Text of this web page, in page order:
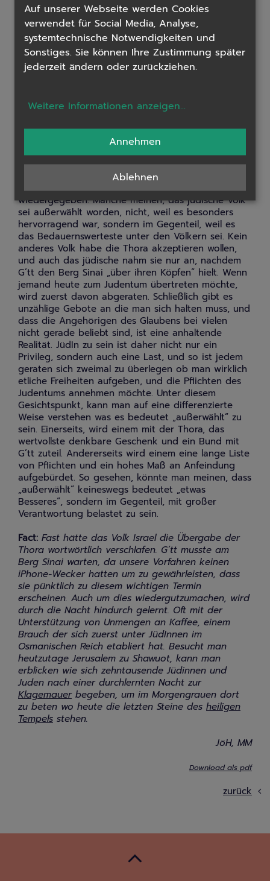
weiß, kann eine gesamte Lesung der Thora in einer
Nacht kaum gelingen. Das ist auch nicht angedacht
– dafür hat man ein ganzes Jahr Zeit.
Als in Jerusalem noch der„Beit HaMikdasch“(der
heilige Tempel) stand, brachte die Bevölkerung zu
Erntedankfeste. Üblich ist zu diesem Feiertag das
Haus und Synagogen mit Blumen zu schmücken,
und vor allem Milchprodukte zu essen.
Eine Frage die sich zu Schawuot regelmäßig
aufdrängt ist:Warum gerade wir?Was hat das
jüdische Volk getan um die Thora zu verdienen?
Dazu gibt es unzählige Ansichten, hier sei nur eine
wiedergegeben. Manche meinen, das jüdische Volk
sei außerwählt worden, nicht, weil es besonders
hervorragend war, sondern im Gegenteil, weil es
das Bedauernswerteste unter den Völkern sei. Kein
anderes Volk habe die Thora akzeptieren wollen,
und auch das jüdische nahm sie nur an, nachdem
G’tt den Berg Sinai „über ihren Köpfen“ hielt. Wenn
jemand heute zum Judentum übertreten möchte,
wird zuerst davon abgeraten. Schließlich gibt es
unzählige Gebote an die man sich halten muss, und
dass die Angehörigen des Glaubens bei vielen
nicht gerade beliebt sind, ist eine anhaltende
Realität. JüdIn zu sein ist daher nicht nur ein
Privileg, sondern auch eine Last, und so ist jedem
geraten sich zweimal zu überlegen ob man wirklich
etliche Freiheiten aufgeben, und die Pflichten des
Judentums annehmen möchte. Unter diesem
Gesichtspunkt, kann man auf eine differenzierte
Weise verstehen was es bedeutet „außerwählt“ zu
sein. Einerseits, wird einem mit der Thora, das
wertvollste denkbare Geschenk und ein Bund mit
G’tt zuteil. Andererseits wird einem eine lange Liste
von Pflichten und ein hohes Maß an Anfeindung
aufgebürdet. So gesehen, könnte man meinen, dass
„außerwählt“ keineswegs bedeutet „etwas
Besseres“, sondern im Gegenteil, mit großer
Verantwortung belastet zu sein.
Fact: Fast hätte das Volk Israel die Übergabe der
Thora wortwörtlich verschlafen. G’tt musste am
Berg Sinai warten, da unsere Vorfahren keinen
iPhone-Wecker hatten um zu gewährleisten, dass
sie pünktlich zu diesem wichtigen Termin
erscheinen. Auch um dies wiedergutzumachen, wird
durch die Nacht hindurch gelernt. Oft mit der
Unterstützung von Unmengen an Kaffee, einem
Brauch der sich zuerst unter JüdInnen im
Osmanischen Reich etabliert hat. Besucht man
heutzutage Jerusalem zu Shawuot, kann man
erblicken wie sich zehntausende Jüdinnen und
Juden nach einer durchlernten Nacht zur
Klagemauerbegeben, um im Morgengrauen dort
zu beten wo heute die letzten Steine des heiligen
Tempels stehen.
JöH, MM
Download als pdf
zurück
Auf unserer Webseite werden Cookies
verwendet für Social Media, Analyse,
systemtechnische Notwendigkeiten und
Sonstiges. Sie können Ihre Zustimmung später
jederzeit ändern oder zurückziehen.
Weitere Informationen anzeigen...
Ablehnen
Annehmen